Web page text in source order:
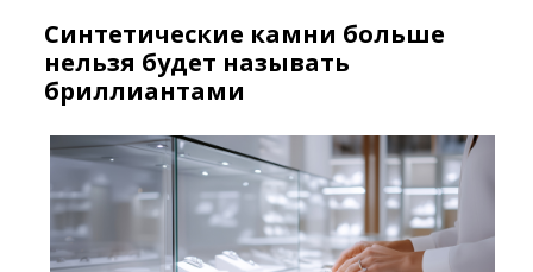
Синтетические камни больше
нельзя будет называть
бриллиантами